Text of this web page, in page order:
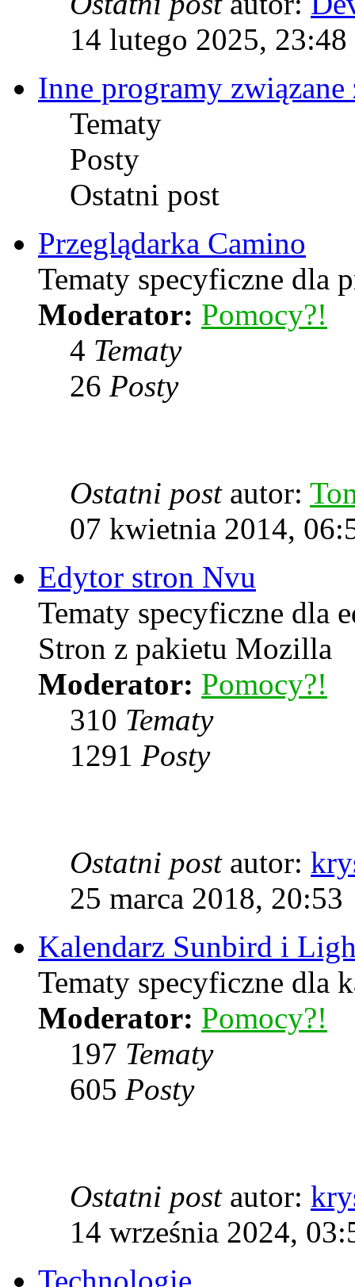
14 lutego 2025, 23:48
Inne programy
Tematy
Posty
Ostatni post
Przeglądarka Camino
Tematy specyficzne dla
Moderator: Pomocy?!
4 Tematy
26 Posty
Ostatni postautor:
07 kwietnia 2014,
Edytor stron Nvu
Tematy specyficzne dla
Stron z pakietu Mozilla
Moderator: Pomocy?!
310 Tematy
1291 Posty
Ostatni postautor:
25 marca 2018, 20:53
Kalendarz Sunbird i
Tematy specyficzne dla
Moderator: Pomocy?!
197 Tematy
605 Posty
Ostatni postautor:
14 września 2024,